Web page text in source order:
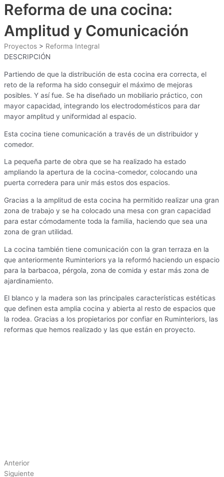
Reforma de una cocina:
Amplitud y Comunicación
Proyectos > Reforma Integral
DESCRIPCIÓN
Partiendo de que la distribución de esta cocina era correcta, el
reto de la reforma ha sido conseguir el máximo de mejoras
posibles. Y así fue. Se ha diseñado un mobiliario práctico, con
mayor capacidad, integrando los electrodomésticos para dar
mayor amplitud y uniformidad al espacio.
Esta cocina tiene comunicación a través de un distribuidor y
comedor.
La pequeña parte de obra que se ha realizado ha estado
ampliando la apertura de la cocina-comedor, colocando una
puerta corredera para unir más estos dos espacios.
Gracias a la amplitud de esta cocina ha permitido realizar una gran
zona de trabajo y se ha colocado una mesa con gran capacidad
para estar cómodamente toda la familia, haciendo que sea una
zona de gran utilidad.
La cocina también tiene comunicación con la gran terraza en la
que anteriormente Ruminteriors ya la reformó haciendo un espacio
para la barbacoa, pérgola, zona de comida y estar más zona de
ajardinamiento.
El blanco y la madera son las principales características estéticas
que definen esta amplia cocina y abierta al resto de espacios que
la rodea. Gracias a los propietarios por confiar en Ruminteriors, las
reformas que hemos realizado y las que están en proyecto.
Anterior
Siguiente